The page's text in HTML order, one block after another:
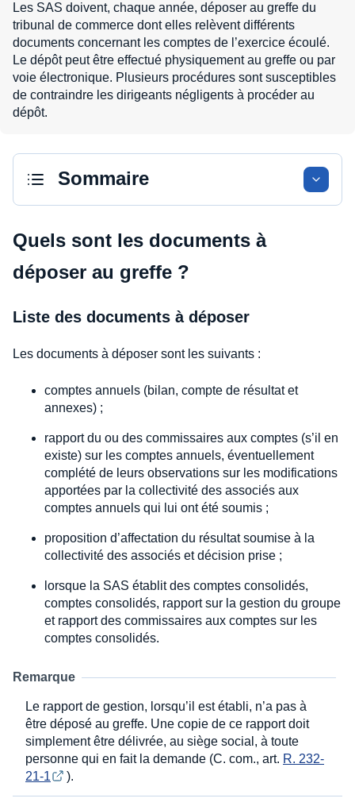
Les SAS doivent, chaque année, déposer au greffe du
tribunal de commerce dont elles relèvent différents
documents concernant les comptes de l’exercice écoulé.
Le dépôt peut être effectué physiquement au greffe ou par
voie électronique. Plusieurs procédures sont susceptibles
de contraindre les dirigeants négligents à procéder au
dépôt.
Sommaire
Quels sont les documents à
déposer au greffe ?
Liste des documents à déposer
Les documents à déposer sont les suivants :
comptes annuels (bilan, compte de résultat et
annexes) ;
rapport du ou des commissaires aux comptes (s’il en
existe) sur les comptes annuels, éventuellement
complété de leurs observations sur les modifications
apportées par la collectivité des associés aux
comptes annuels qui lui ont été soumis ;
proposition d’affectation du résultat soumise à la
collectivité des associés et décision prise ;
lorsque la SAS établit des comptes consolidés,
comptes consolidés, rapport sur la gestion du groupe
et rapport des commissaires aux comptes sur les
comptes consolidés.
Remarque
Le rapport de gestion, lorsqu’il est établi, n’a pas à
être déposé au greffe. Une copie de ce rapport doit
simplement être délivrée, au siège social, à toute
personne qui en fait la demande (C. com., art. R. 232-
21-1
).